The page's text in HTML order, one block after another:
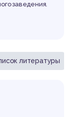
литературы
заведения.